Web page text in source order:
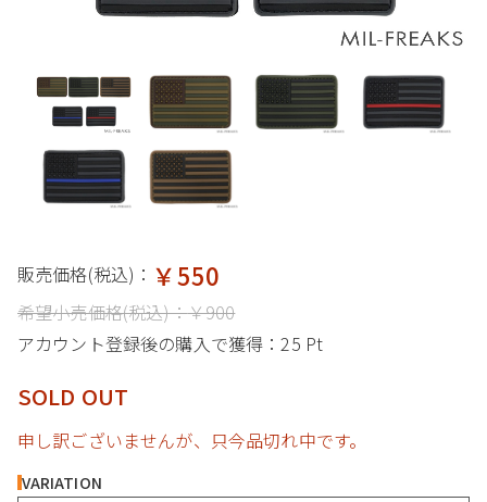
販売価格(税込)： ￥550
希望小売価格(税込)：￥900
アカウント登録後の購入で獲得：25 Pt
SOLD OUT
申し訳ございませんが、只今品切れ中です。
VARIATION